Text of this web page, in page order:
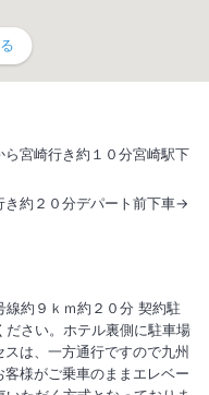
心に、ツイン・ダブル・デ
に対応しております。
宮崎行き約１０分宮崎駅下
約２０分デパート前下車→
約９ｋｍ約２０分 契約駐
さい。ホテル裏側に駐車場
は、一方通行ですので九州
様がご乗車のままエレベー